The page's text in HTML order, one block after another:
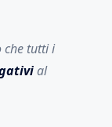
che tutti i
al